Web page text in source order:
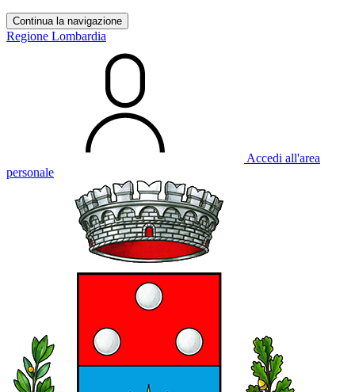
Continua la navigazione
Regione Lombardia
Accedi all'area
personale